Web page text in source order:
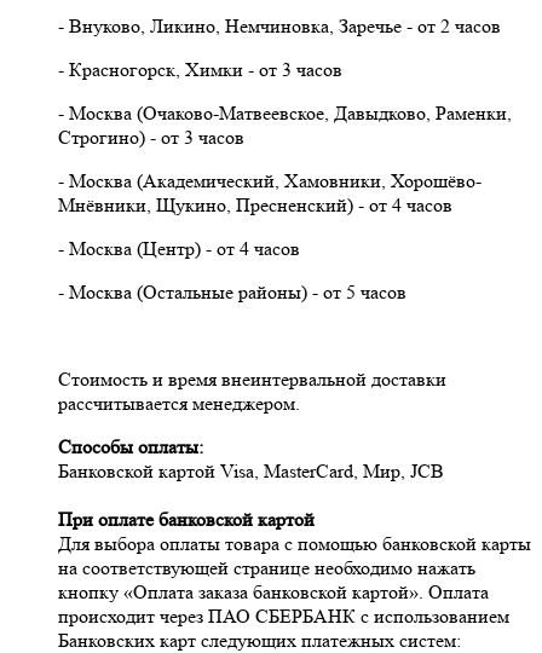
- Внуково, Ликино, Немчиновка, Заречье - от 2 часов
- Красногорск, Химки - от 3 часов
- Москва (Очаково-Матвеевское, Давыдково, Раменки,
Строгино) - от 3 часов
- Москва (Академический, Хамовники, Хорошёво-
Мнёвники, Щукино, Пресненский) - от 4 часов
- Москва (Центр) - от 4 часов
- Москва (Остальные районы) - от 5 часов
Стоимость и время внеинтервальной доставки
рассчитывается менеджером.
Cпособы оплаты:
Банковской картой Visa, MasterCard, Мир, JCB
При оплате банковской картой
Для выбора оплаты товара с помощью банковской карты
на соответствующей странице необходимо нажать
кнопку «Оплата заказа банковской картой». Оплата
происходит через ПАО СБЕРБАНК с использованием
Банковских карт следующих платежных систем: